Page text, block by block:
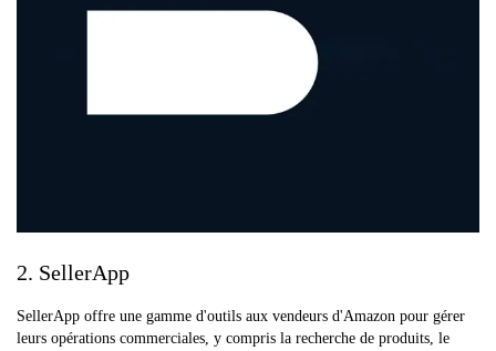
2. SellerApp
SellerApp offre une gamme d'outils aux vendeurs d'Amazon pour gérer
leurs opérations commerciales, y compris la recherche de produits, le